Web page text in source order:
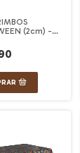
(2cm) -